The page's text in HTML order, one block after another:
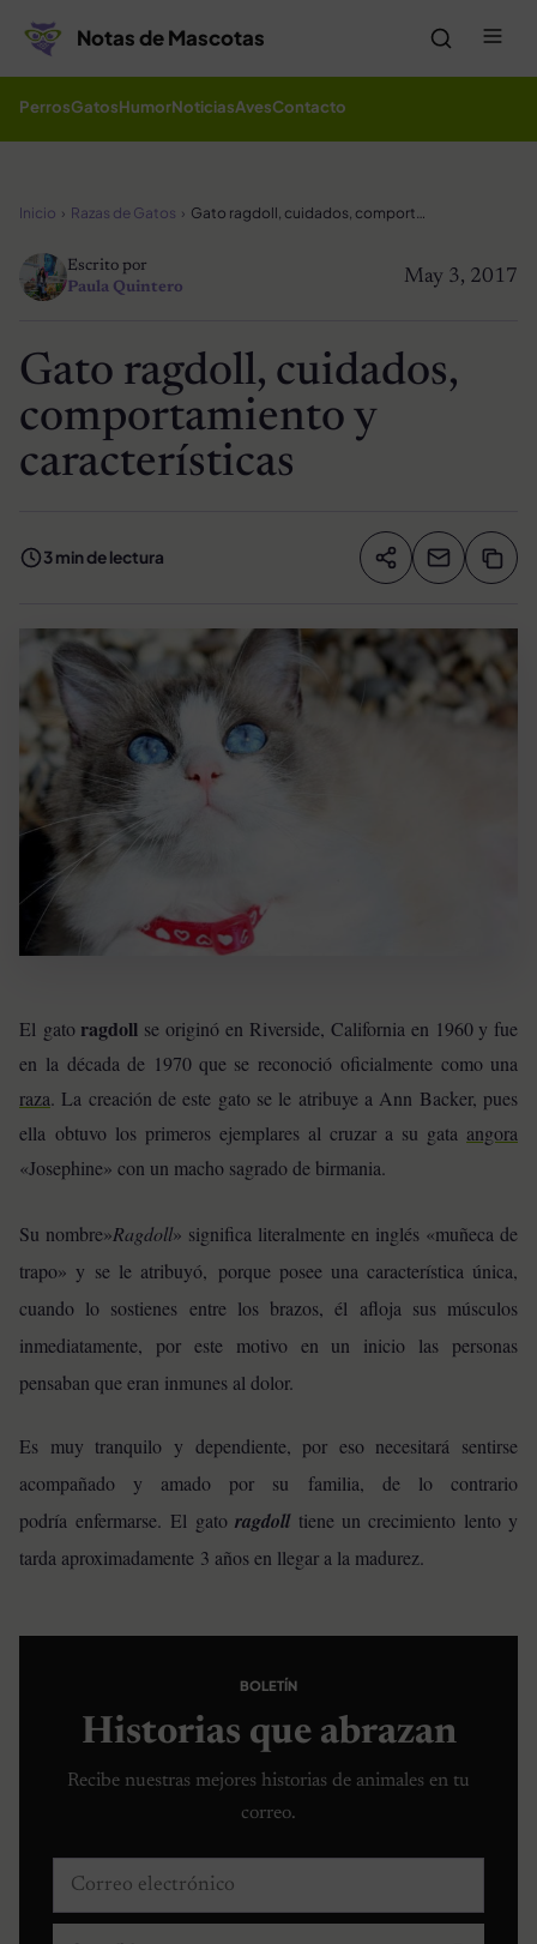
Notas de Mascotas
PerrosGatosHumorNoticiasAvesContacto
Inicio Razas de Gatos Gato ragdoll, cuidados, comportamiento y características
May 3, 2017
Escrito por
Paula Quintero
Gato ragdoll, cuidados,
comportamiento y
características
3 min de lectura Compartir
El gatoragdoll se originó en Riverside, California en 1960 y fue
en la década de 1970 que se reconoció oficialmente como una
raza. La creación de este gato se le atribuye a Ann Backer, pues
ella obtuvo los primeros ejemplares al cruzar a su gata angora
«Josephine» con un macho sagrado de birmania.
Su nombre»Ragdoll» significa literalmente en inglés «muñeca de
trapo» y se le atribuyó, porque posee una característica única,
cuando lo sostienes entre los brazos, él afloja sus músculos
inmediatamente, por este motivo en un inicio las personas
pensaban que eran inmunes al dolor.
Es muy tranquilo y dependiente, por eso necesitará sentirse
acompañado y amado por su familia, de lo contrario
podría enfermarse. El gato ragdoll tiene un crecimiento lento y
tarda aproximadamente 3 años en llegar a la madurez.
BOLETÍN
Historias que abrazan
Recibe nuestras mejores historias de animales en tu
correo.
Correo electrónico